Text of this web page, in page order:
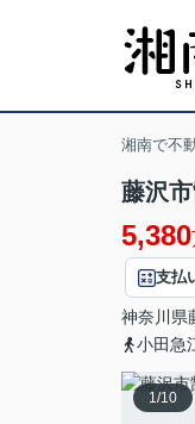
湘南で不
藤沢
5,380
支払
神奈川県
小田急
1/10